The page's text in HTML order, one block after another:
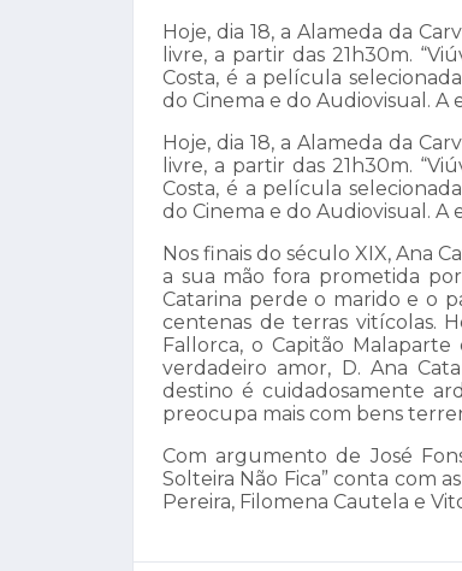
Hoje, dia 18, a Alameda da
livre, a partir das 21h30m.
Costa, é a película
do Cinema e do Audiovisual. A
Hoje, dia 18, a Alameda da
livre, a partir das 21h30m.
Costa, é a película
do Cinema e do Audiovisual. A
Nos finais do século XIX, Ana
a sua mão fora prometida por
Catarina perde o marido e o
centenas de terras vitícolas.
Fallorca, o Capitão
verdadeiro amor, D. Ana
destino é cuidadosamente
preocupa mais com bens
Com argumento de José
Solteira Não Fica” conta com
Pereira, Filomena Cautela e